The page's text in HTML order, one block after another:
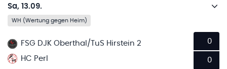
Sa, 13.09.
WH (Wertung gegen Heim)
FSG DJK Oberthal/TuS Hirstein 2
HC Perl
0
0